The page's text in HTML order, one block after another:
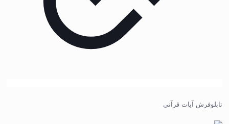
تابلوفرش آیات قرآنی